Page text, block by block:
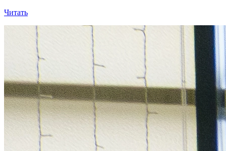
Читать